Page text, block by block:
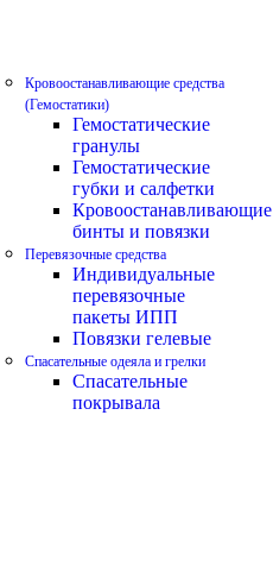
Кровоостанавливающие средства
(Гемостатики)
Гемостатические
гранулы
Гемостатические
губки и салфетки
Кровоостанавливающие
бинты и повязки
Перевязочные средства
Индивидуальные
перевязочные
пакеты ИПП
Повязки гелевые
Спасательные одеяла и грелки
Спасательные
покрывала